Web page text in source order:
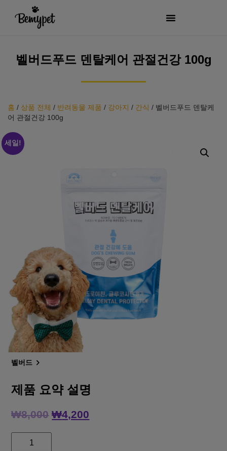
벨버드푸드 덴탈케어 관절건강 100g
홈 / 상품 전체 / 반려동물 제품 / 강아지 / 간식 / 벨버드푸드 덴탈케
어 관절건강 100g
세일!
벨버드
제품 요약 설명
₩8,000 ₩4,200